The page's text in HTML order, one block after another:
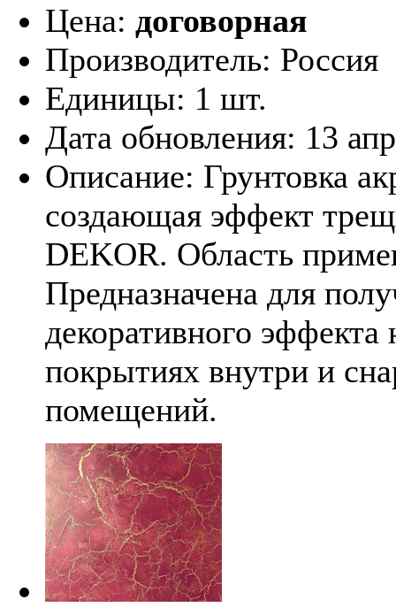
Цена: договорная
Производитель: Россия
Единицы: 1 шт.
Дата обновления: 13
Описание: Грунтовка
создающая эффект
DEKOR. Область
Предназначена для
декоративного
покрытиях внутри и
помещений.